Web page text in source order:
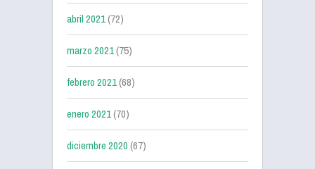
abril 2021(72)
marzo 2021(75)
febrero 2021(68)
enero 2021(70)
diciembre 2020(67)